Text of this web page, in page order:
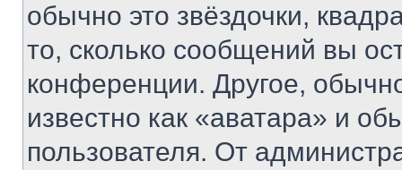
обычно это звёздочки,
то, сколько сообщений вы
конференции. Другое,
известно как «аватара» и
пользователя. От